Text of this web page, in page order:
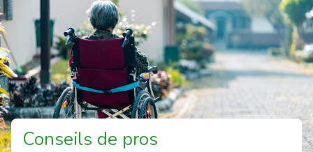
Conseils de pros